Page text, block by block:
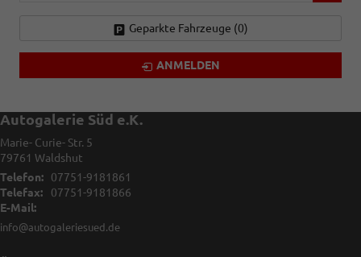
Geparkte Fahrzeuge (0)
ANMELDEN
Autogalerie Süd e.K.
Marie- Curie- Str. 5
79761 Waldshut
Telefon:
07751-9181861
Telefax:
07751-9181866
E-Mail:
info@autogaleriesued.de